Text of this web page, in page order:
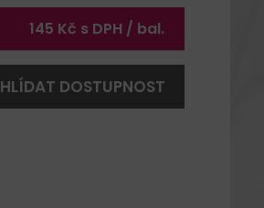
145 Kč s DPH / bal.
HLÍDAT DOSTUPNOST